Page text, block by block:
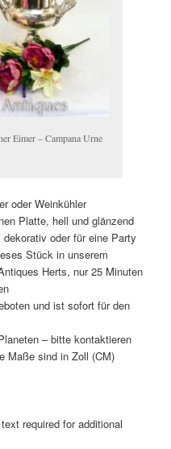
Eimer – Campana Urne
oder Weinkühler
Platte, hell und glänzend
oder für eine Party
Stück in unserem
Herts, nur 25 Minuten
und ist sofort für den
– bitte kontaktieren
Maße sind in Zoll (CM)
required for additional